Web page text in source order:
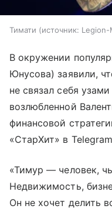
Тимати источник: Legion-
В окружении
Юнусова) заявили,
не связал себя
возлюбленной
финансовой
«СтарХит» в
«Тимур — человек,
Недвижимость,
Он не хочет делить